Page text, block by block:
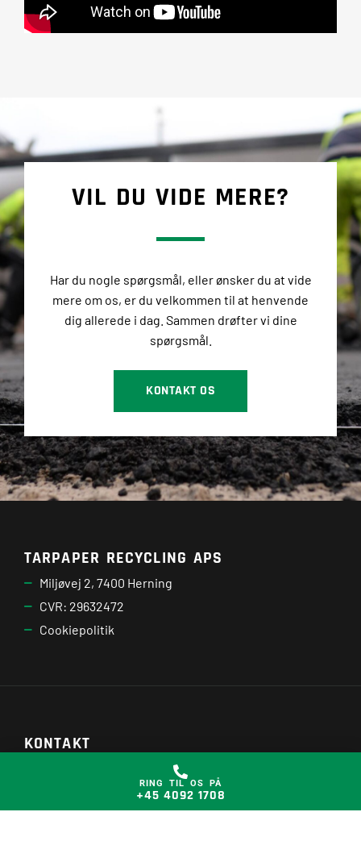
VIL DU VIDE MERE?
Har du nogle spørgsmål, eller ønsker du at vide
mere om os, er du velkommen til at henvende
dig allerede i dag. Sammen drøfter vi dine
spørgsmål.
KONTAKT OS
TARPAPER RECYCLING APS
Miljøvej 2, 7400 Herning
CVR: 29632472
Cookiepolitik
KONTAKT
Mail: hkm@tarpaper.dk
LinkedIn: Tarpaper Recycling ApS
RING TIL OS PÅ
+45 4092 1708